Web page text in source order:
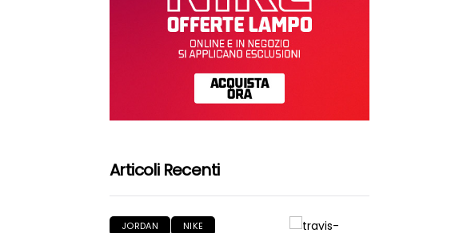
Articoli Recenti
JORDAN NIKE